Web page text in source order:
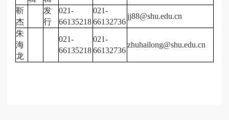
靳
杰
发
行
021-
66135218
021-
66132736
jj88@shu.edu.cn
朱
海
龙
021-
66135218
021-
66132736
zhuhailong@shu.edu.cn